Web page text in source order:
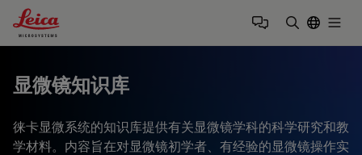
Leica Microsystems Logo
显微镜知识库
徕卡显微系统的知识库提供有关显微镜学科的科学研究和教
学材料。内容旨在对显微镜初学者、有经验的显微镜操作实